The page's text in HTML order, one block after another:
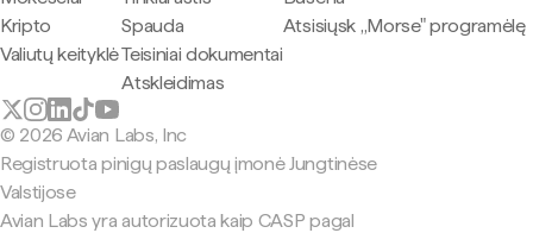
Kripto
Valiutų keityklė
Spauda
Teisiniai dokumentai
Atskleidimas
Atsisiųsk „Morse" programėlę
© 2026 Avian Labs, Inc
Registruota pinigų paslaugų įmonė Jungtinėse
Valstijose
Avian Labs yra autorizuota kaip CASP pagal